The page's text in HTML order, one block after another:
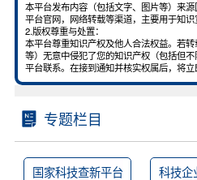
本平台发布内容（包括文字、图片等）来
平台官网，网络转载等渠道，主要用于知识
2.版权尊重与处置：
本平台尊重知识产权及他人合法权益。若
等）无意中侵犯了您的知识产权（包括但
平台联系。在接到通知并核实权属后，将立
专题栏目
国家科技查新平台 科技企